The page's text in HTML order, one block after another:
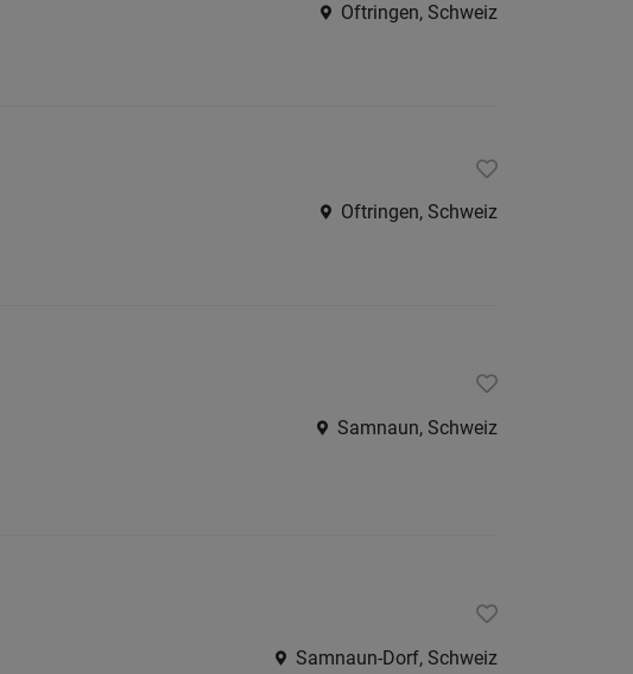
Oftringen, Schweiz
Oftringen, Schweiz
Samnaun, Schweiz
Samnaun-Dorf, Schweiz